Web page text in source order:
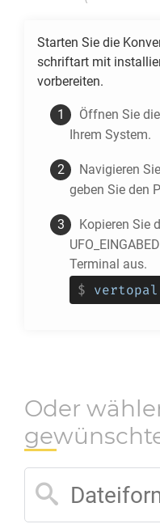
Starten Sie die
schriftart mit
vorbereiten.
Öffnen Sie
Ihrem System.
Navigieren
geben Sie den
Kopieren Sie
Terminal aus.
$ vertopal
Oder